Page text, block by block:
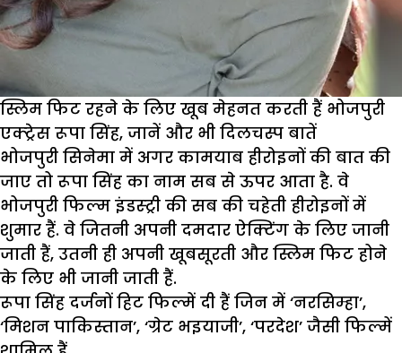
स्लिम फिट रहने के लिए खूब मेहनत करती हैं भोजपुरी
एक्ट्रेस रूपा सिंह, जानें और भी दिलचस्प बातें
भोजपुरी सिनेमा में अगर कामयाब हीरोइनों की बात की
जाए तो रूपा सिंह का नाम सब से ऊपर आता है. वे
भोजपुरी फिल्म इंडस्ट्री की सब की चहेती हीरोइनों में
शुमार हैं. वे जितनी अपनी दमदार ऐक्टिंग के लिए जानी
जाती हैं, उतनी ही अपनी खूबसूरती और स्लिम फिट होने
के लिए भी जानी जाती हैं.
रूपा सिंह दर्जनों हिट फिल्में दी हैं जिन में ‘नरसिम्हा’,
‘मिशन पाकिस्तान’, ‘ग्रेट भइयाजी’, ‘परदेश’ जैसी फिल्में